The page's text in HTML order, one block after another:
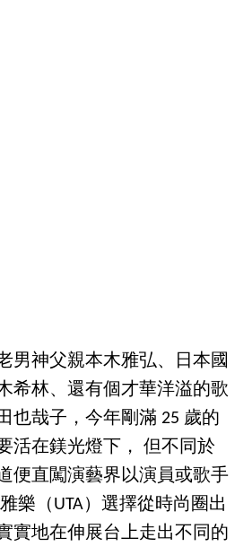
男神父親本木雅弘、日本國
希林、還有個才華洋溢的歌
也哉子，今年剛滿 25 歲的
活在鎂光燈下， 但不同於
便直闖演藝界以演員或歌手
樂（UTA）選擇從時尚圈出
實地在伸展台上走出不同的